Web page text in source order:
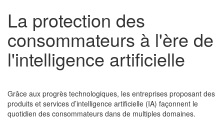
La protection des
consommateurs à l'ère de
l'intelligence artificielle
Grâce aux progrès technologiques, les entreprises proposant des
produits et services d’intelligence artificielle (IA) façonnent le
quotidien des consommateurs dans de multiples domaines.